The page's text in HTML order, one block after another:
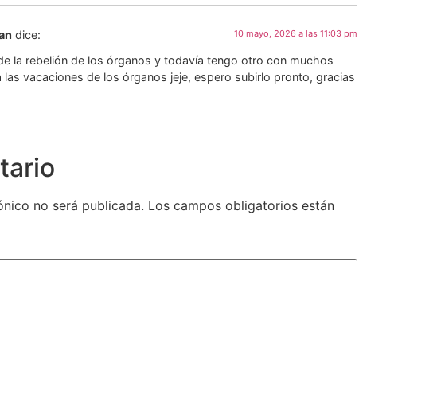
dice: 10 mayo, 2026 a las 11:03 pm
la rebelión de los órganos y todavía tengo otro con muchos
las vacaciones de los órganos jeje, espero subirlo pronto, gracias
no será publicada. Los campos obligatorios están